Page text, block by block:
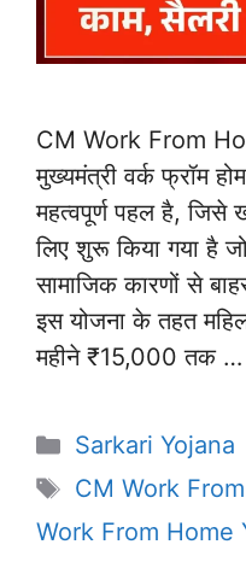
CM Work From
मुख्यमंत्री वर्क फ्रॉम
महत्वपूर्ण पहल है, जिसे
लिए शुरू किया गया है जो
सामाजिक कारणों से
इस योजना के तहत
महीने ₹15,000 तक …
Categories
Sarkari Yojana
Tags
CM Work
Work From Home